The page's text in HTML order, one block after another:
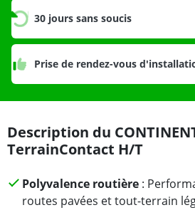
30 jours sans soucis
Prise de rendez-vous
Description du
TerrainContact H/T
Polyvalence routière:
routes pavées et tout-terrain